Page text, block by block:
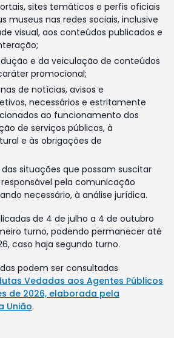
sites temáticos e perfis oficiais
museus nas redes sociais, inclusive
visual, aos conteúdos publicados e
e da veiculação de conteúdos
promocional;
de notícias, avisos e
necessários e estritamente
ao funcionamento dos
de serviços públicos, à
e às obrigações de
situações que possam suscitar
pela comunicação
necessário, à análise jurídica.
de 4 de julho a 4 de outubro
turno, podendo permanecer até
caso haja segundo turno.
podem ser consultadas
Vedadas aos Agentes Públicos
de 2026, elaborada pela
União.